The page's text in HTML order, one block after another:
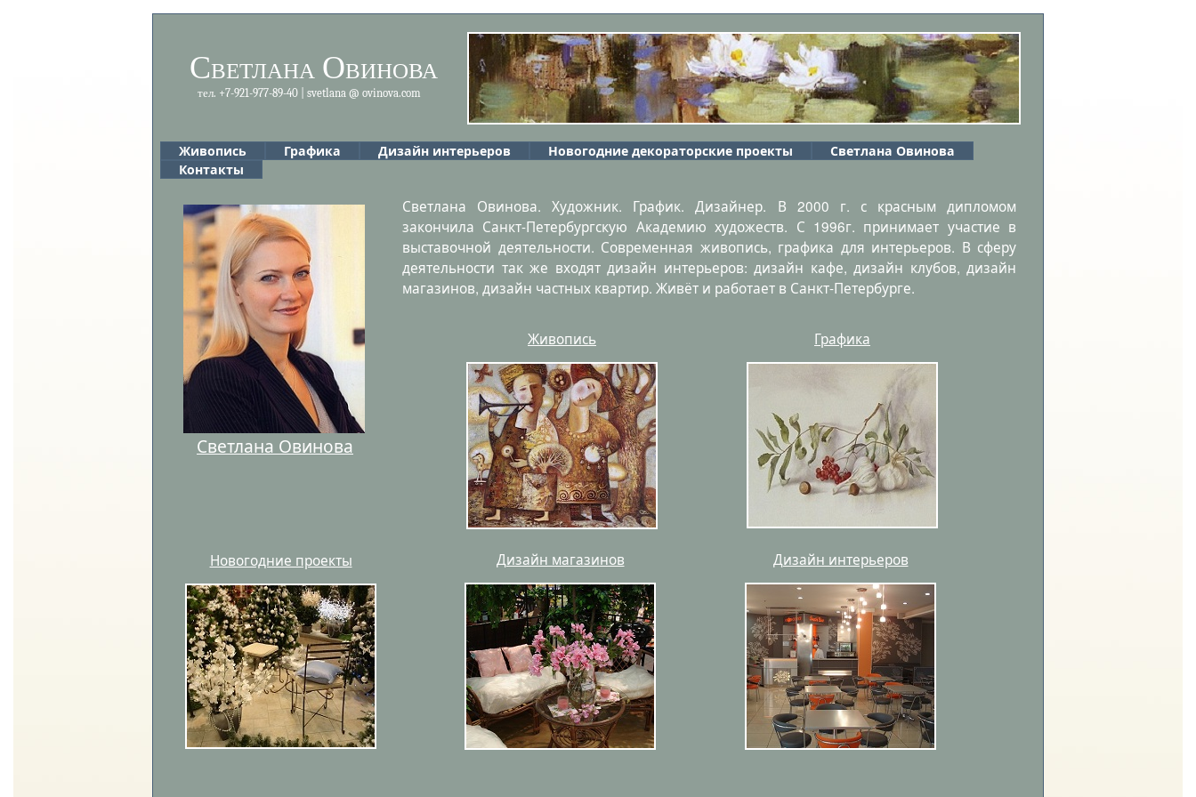
Светлана Овинова
тел. +7-921-977-89-40 | svetlana @ ovinova.com
Живопись Графика Дизайн интерьеров Новогодние декораторские проекты
Светлана Овинова
Контакты
Светлана Овинова
Светлана Овинова. Художник. График. Дизайнер. В 2000 г. с красным дипломом
закончила Санкт-Петербургскую Академию художеств. С 1996г. принимает участие в
выставочной деятельности. Современная живопись, графика для интерьеров. В сферу
деятельности так же входят дизайн интерьеров: дизайн кафе, дизайн клубов, дизайн
магазинов, дизайн частных квартир. Живёт и работает в Санкт-Петербурге.
Живопись Графика
Новогодние проекты Дизайн магазинов Дизайн интерьеров